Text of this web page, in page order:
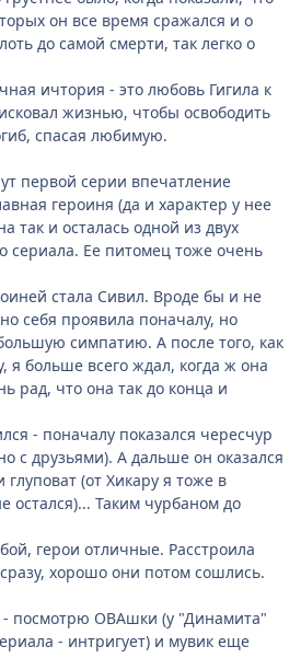
он все время сражался и о
до самой смерти, так легко о
ичтория - это любовь Гигила к
жизнью, чтобы освободить
спасая любимую.
первой серии впечатление
героиня (да и характер у нее
так и осталась одной из двух
сериала. Ее питомец тоже очень
стала Сивил. Вроде бы и не
себя проявила поначалу, но
симпатию. А после того, как
я больше всего ждал, когда ж она
рад, что она так до конца и
- поначалу показался чересчур
с друзьями). А дальше он оказался
(от Хикару я тоже в
остался)... Таким чурбаном до
герои отличные. Расстроила
хорошо они потом сошлись.
- посмотрю ОВАшки (у "Динамита"
- интригует) и мувик еще